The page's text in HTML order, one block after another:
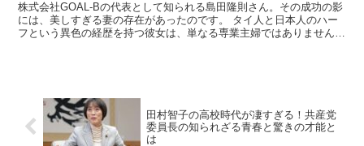
株式会社GOAL-Bの代表として知られる島田隆則さん。その成功の影
には、美しすぎる妻の存在があったのです。 タイ人と日本人のハー
フという異色の経歴を持つ彼女は、単なる専業主婦ではありません。
田村智子の高校時代が凄すぎる！共産党
委員長の知られざる青春と驚きの才能と
は